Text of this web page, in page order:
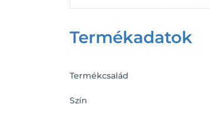
Termékadatok
Termékcsalád
Szín